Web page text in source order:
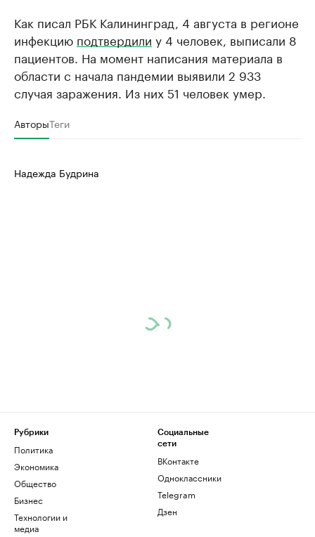
Как писал РБК Калининград, 4 августа в регионе
инфекцию подтвердили у 4 человек, выписали 8
пациентов. На момент написания материала в
области с начала пандемии выявили 2 933
случая заражения. Из них 51 человек умер.
АвторыТеги
Надежда Будрина
Рубрики
Политика
Экономика
Общество
Бизнес
Технологии и
медиа
Социальные
сети
ВКонтакте
Одноклассники
Telegram
Дзен